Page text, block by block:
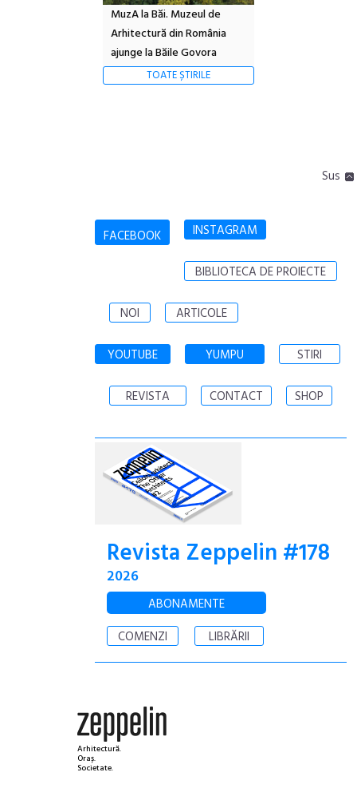
MuzA la Băi. Muzeul de
Arhitectură din România
ajunge la Băile Govora
TOATE ȘTIRILE
Sus
FACEBOOK INSTAGRAM
BIBLIOTECA DE PROIECTE
NOI ARTICOLE
YOUTUBE YUMPU STIRI
REVISTA CONTACT SHOP
Revista Zeppelin #178
2026
ABONAMENTE
COMENZI
LIBRĂRII
Arhitectură.
Oraș.
Societate.